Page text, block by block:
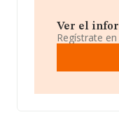
Ver el
Regístrate